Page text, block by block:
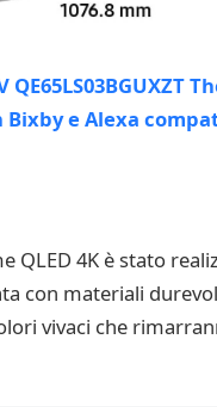
QLED 4K è stato
con materiali
vivaci che